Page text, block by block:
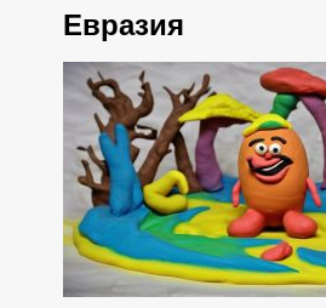
Евразия